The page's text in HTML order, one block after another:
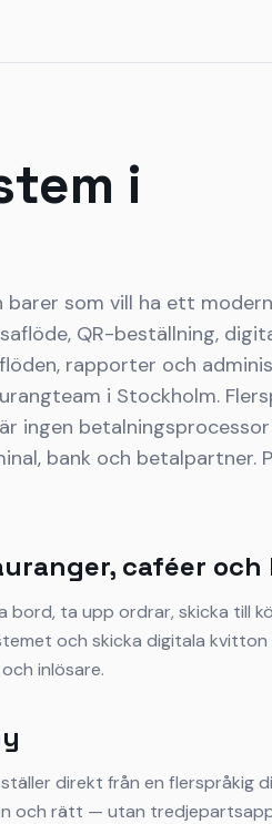
i
barer som vill ha ett
QR-beställning,
rapporter och
i Stockholm.
ingen
bank och betalpartner.
caféer och
ta upp ordrar, skicka till
och skicka digitala kvitton
inlösare.
direkt från en flerspråkig
och rätt — utan